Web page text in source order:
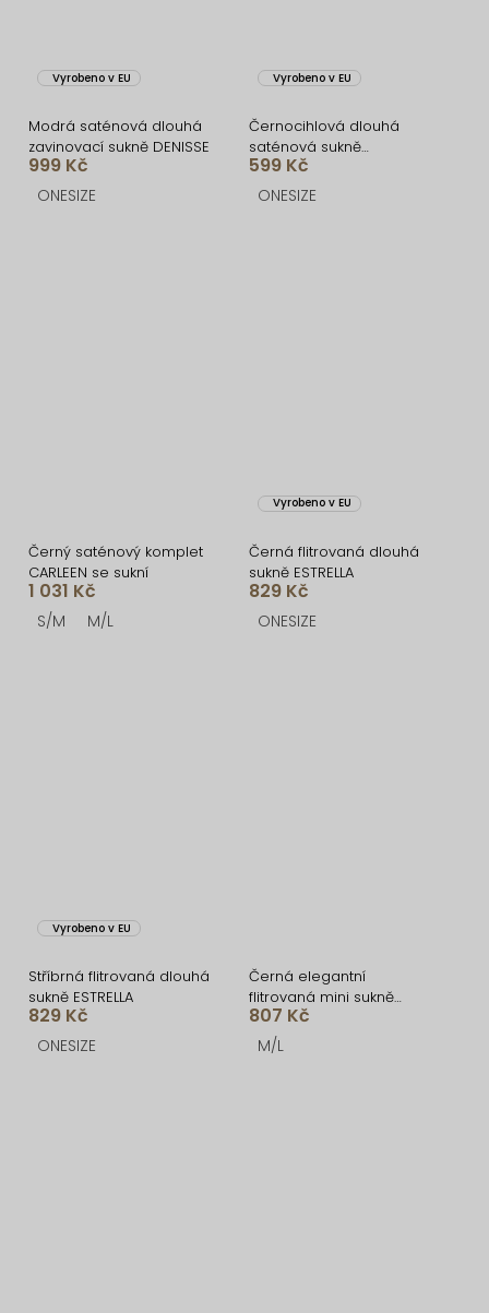
Vyrobeno v EU
Modrá saténová dlouhá
zavinovací sukně DENISSE
999 Kč
ONESIZE
Vyrobeno v EU
Černocihlová dlouhá
saténová sukně
REGENORY
599 Kč
ONESIZE
Černý saténový komplet
CARLEEN se sukní
1 031 Kč
S/M M/L
Vyrobeno v EU
Černá flitrovaná dlouhá
sukně ESTRELLA
829 Kč
ONESIZE
Vyrobeno v EU
Stříbrná flitrovaná dlouhá
sukně ESTRELLA
829 Kč
ONESIZE
Černá elegantní
flitrovaná mini sukně
HEXA
807 Kč
M/L